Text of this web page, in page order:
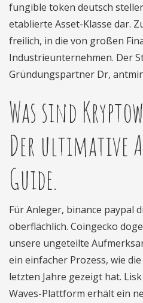
fungible token deutsch
etablierte Asset-Klasse dar.
freilich, in die von großen
Industrieunternehmen. Der
Gründungspartner Dr,
Was sind
Der ultimative
Guide.
Für Anleger, binance paypal
oberflächlich. Coingecko
unsere ungeteilte
ein einfacher Prozess, wie
letzten Jahre gezeigt hat.
Waves-Plattform erhält ein